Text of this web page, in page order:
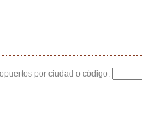
por ciudad o código: